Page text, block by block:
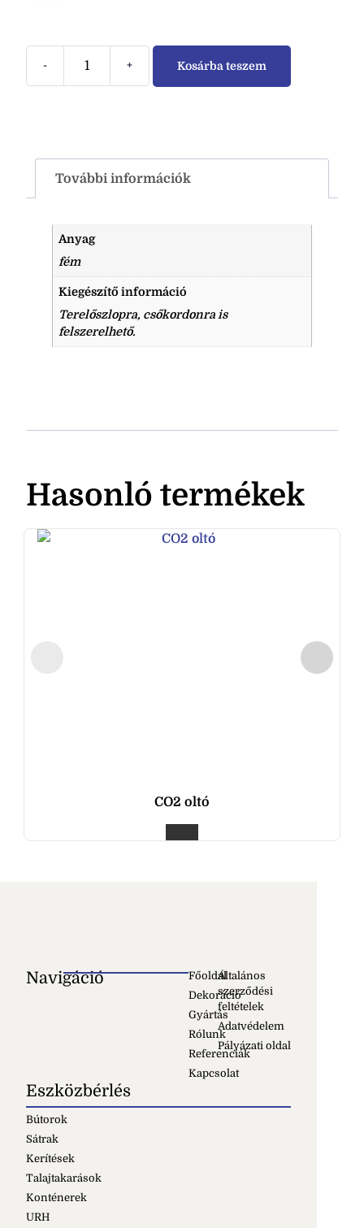
- + Kosárba teszem
További információk
Anyag
fém
Kiegészítő információ
Terelőszlopra, csőkordonra is
felszerelhető.
Hasonló termékek
CO2 oltó
Navigáció
Főoldal
Dekoráció
Gyártás
Rólunk
Referenciák
Kapcsolat
Általános
szerződési
feltételek
Adatvédelem
Pályázati oldal
Eszközbérlés
Bútorok
Sátrak
Kerítések
Talajtakarások
Konténerek
URH